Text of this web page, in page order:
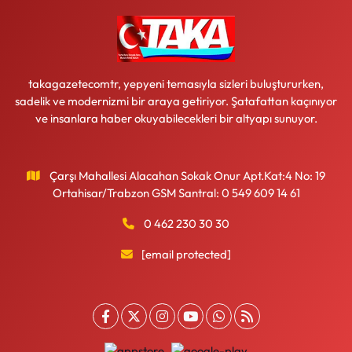
takagazetecomtr, yepyeni temasıyla sizleri buluştururken,
sadelik ve modernizmi bir araya getiriyor. Şatafattan kaçınıyor
ve insanlara haber okuyabilecekleri bir altyapı sunuyor.
Çarşı Mahallesi Alacahan Sokak Onur Apt.Kat:4 No: 19
Ortahisar/Trabzon GSM Santral: 0 549 609 14 61
0 462 230 30 30
[email protected]